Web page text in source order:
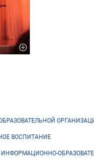
ВОСПИТАНИЕ